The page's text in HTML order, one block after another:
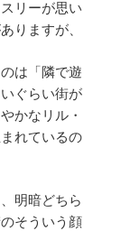
リーが思い
りますが、
は「隣で遊
ぐらい街が
かなリル・
れているの
明暗どちら
そういう顔